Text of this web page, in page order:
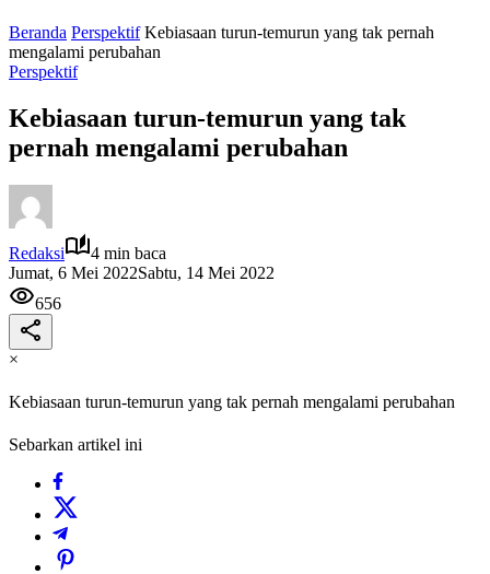
Beranda Perspektif Kebiasaan turun-temurun yang tak pernah
mengalami perubahan
Perspektif
Kebiasaan turun-temurun yang tak
pernah mengalami perubahan
Redaksi
4 min baca
Jumat, 6 Mei 2022Sabtu, 14 Mei 2022
656
×
Kebiasaan turun-temurun yang tak pernah mengalami perubahan
Sebarkan artikel ini